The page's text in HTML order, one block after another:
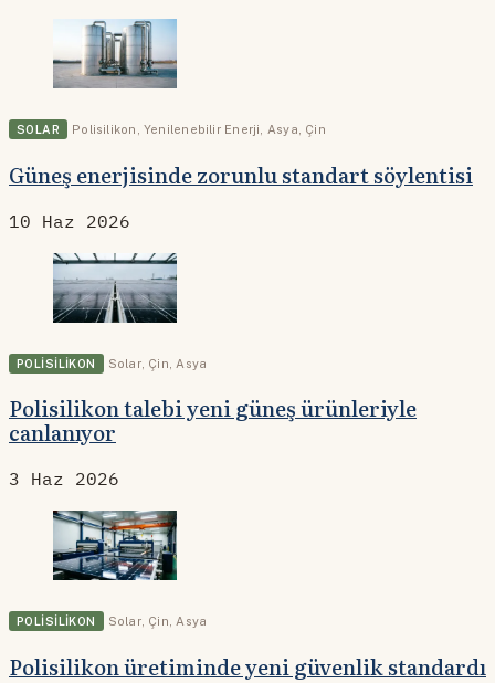
SOLAR Polisilikon Yenilenebilir Enerji Asya Çin
Güneş enerjisinde zorunlu standart söylentisi
10 Haz 2026
POLISILIKON Solar, Çin Asya
Polisilikon talebi yeni güneş ürünleriyle
canlanıyor
3 Haz 2026
POLISILIKON Solar, Çin Asya
Polisilikon üretiminde yeni güvenlik standardı